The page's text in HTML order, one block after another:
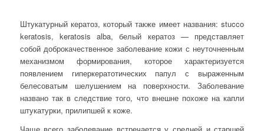
Штукатурный кератоз, который также имеет названия: stucco
keratosis, keratosis alba, белый кератоз — представляет
собой доброкачественное заболевание кожи с неуточненным
механизмом формирования, которое характеризуется
появлением гиперкератотических папул с выраженным
белесоватым шелушением на поверхности. Заболевание
названо так в следствие того, что внешне похоже на капли
штукатурки, прилипшей к коже.